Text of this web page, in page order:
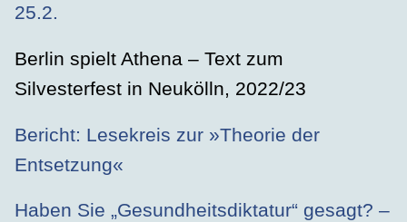
25.2.
Berlin spielt Athena – Text zum
Silvesterfest in Neukölln, 2022/23
Bericht: Lesekreis zur »Theorie der
Entsetzung«
Haben Sie „Gesundheitsdiktatur“ gesagt? –